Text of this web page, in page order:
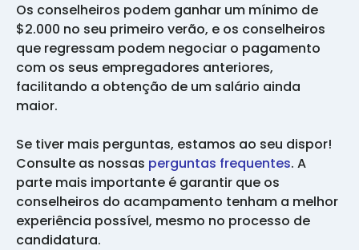
Os conselheiros podem ganhar um mínimo de
$2.000 no seu primeiro verão, e os conselheiros
que regressam podem negociar o pagamento
com os seus empregadores anteriores,
facilitando a obtenção de um salário ainda
maior.
Se tiver mais perguntas, estamos ao seu dispor!
Consulte as nossas perguntas frequentes. A
parte mais importante é garantir que os
conselheiros do acampamento tenham a melhor
experiência possível, mesmo no processo de
candidatura.